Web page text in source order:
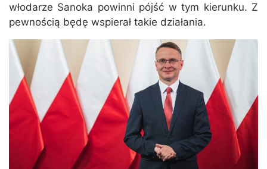
włodarze Sanoka powinni pójść w tym kierunku. Z
pewnością będę wspierał takie działania.